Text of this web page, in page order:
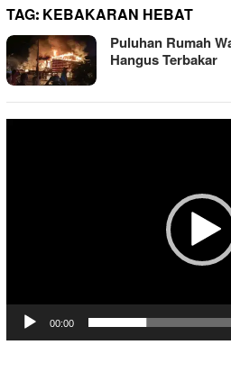
TAG:KEBAKARAN HEBAT
Puluhan Rumah
Hangus Terbakar
00:00